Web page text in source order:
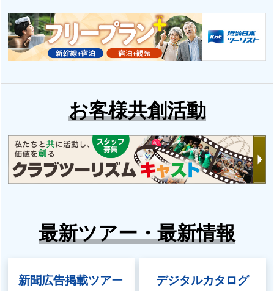
お客様共創活動
最新ツアー・最新情報
新聞広告掲載ツアー デジタルカタログ